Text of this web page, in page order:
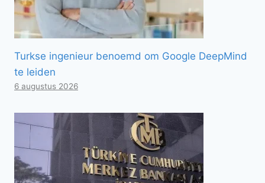
Turkse ingenieur benoemd om Google DeepMind
te leiden
6 augustus 2026